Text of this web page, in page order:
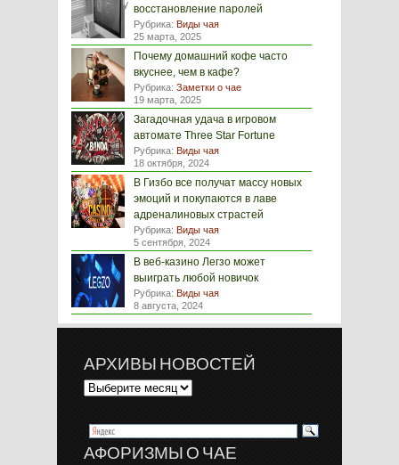
восстановление паролей
Рубрика: Виды чая
25 марта, 2025
Почему домашний кофе часто
вкуснее, чем в кафе?
Рубрика: Заметки о чае
19 марта, 2025
Загадочная удача в игровом
автомате Three Star Fortune
Рубрика: Виды чая
18 октября, 2024
В Гизбо все получат массу новых
эмоций и покупаются в лаве
адреналиновых страстей
Рубрика: Виды чая
5 сентября, 2024
В веб-казино Легзо может
выиграть любой новичок
Рубрика: Виды чая
8 августа, 2024
АРХИВЫ НОВОСТЕЙ
АФОРИЗМЫ О ЧАЕ